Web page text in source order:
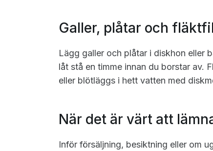
Galler, plåtar och
Lägg galler och plåtar i diskhon eller
låt stå en timme innan du borstar av.
eller blötläggs i hett vatten med
När det är värt att
Inför försäljning, besiktning eller om